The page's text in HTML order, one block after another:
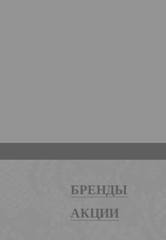
БРЕНДЫ
АКЦИИ